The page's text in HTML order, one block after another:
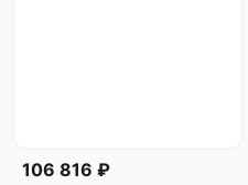
106 816 ₽